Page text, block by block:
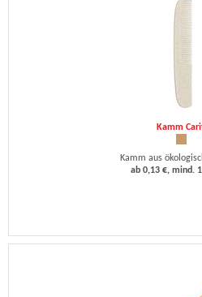
Kamm
Kamm aus
ab 0,13 €, mind.